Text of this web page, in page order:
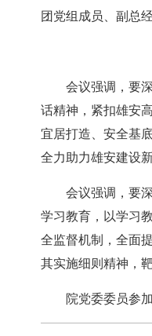
团党组成员、副总
会议强调，要深
话精神，紧扣雄安
宜居打造、安全基
全力助力雄安建设
会议强调，要深
学习教育，以学习
全监督机制，全面
其实施细则精神，
院党委委员参加